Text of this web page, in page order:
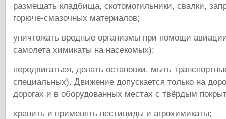
размещать кладбища, скотомогильники, свалки,
горюче-смазочных материалов;
уничтожать вредные организмы при помощи
самолета химикаты на насекомых);
передвигаться, делать остановки, мыть
специальных). Движение допускается только на
дорогах и в оборудованных местах с твёрдым
хранить и применять пестициды и агрохимикаты;